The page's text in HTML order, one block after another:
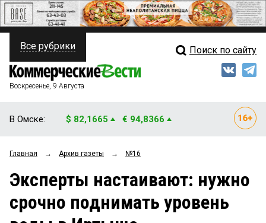
ПОЛИТИКА
ФИНАНСЫ
ОБЩЕСТВО
ЗАКОН
НОВОСТИ КОМПАНИЙ
Свежий выпуск
Рейтинги
Блоги
Все рубрики Поиск по сайту
Воскресенье, 9 Августа
В Омске: $ 82,1665 € 94,8366
Главная → Архив газеты → №16
Эксперты настаивают: нужно
срочно поднимать уровень